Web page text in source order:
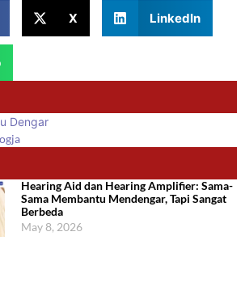
X LinkedIn
Dengar
Hearing Aid dan Hearing Amplifier: Sama-
Sama Membantu Mendengar, Tapi Sangat
Berbeda
May 8, 2026